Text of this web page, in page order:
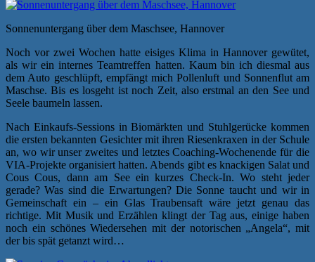
Sonnenuntergang über dem Maschsee, Hannover
Noch vor zwei Wochen hatte eisiges Klima in Hannover gewütet,
als wir ein internes Teamtreffen hatten. Kaum bin ich diesmal aus
dem Auto geschlüpft, empfängt mich Pollenluft und Sonnenflut am
Maschse. Bis es losgeht ist noch Zeit, also erstmal an den See und
Seele baumeln lassen.
Nach Einkaufs-Sessions in Biomärkten und Stuhlgerücke kommen
die ersten bekannten Gesichter mit ihren Riesenkraxen in der Schule
an, wo wir unser zweites und letztes Coaching-Wochenende für die
VIA-Projekte organisiert hatten. Abends gibt es knackigen Salat und
Cous Cous, dann am See ein kurzes Check-In. Wo steht jeder
gerade? Was sind die Erwartungen? Die Sonne taucht und wir in
Gemeinschaft ein – ein Glas Traubensaft wäre jetzt genau das
richtige. Mit Musik und Erzählen klingt der Tag aus, einige haben
noch ein schönes Wiedersehen mit der notorischen „Angela“, mit
der bis spät getanzt wird…